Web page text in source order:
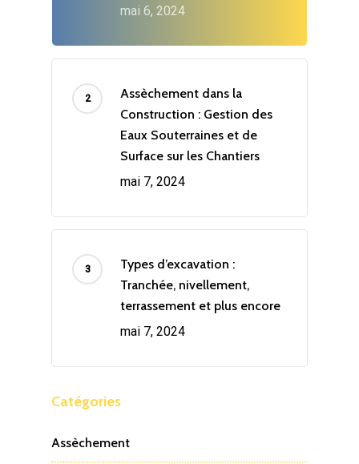
mai 6, 2024
Assèchement dans la
Construction : Gestion des
Eaux Souterraines et de
Surface sur les Chantiers
mai 7, 2024
Types d’excavation :
Tranchée, nivellement,
terrassement et plus encore
mai 7, 2024
Catégories
Assèchement